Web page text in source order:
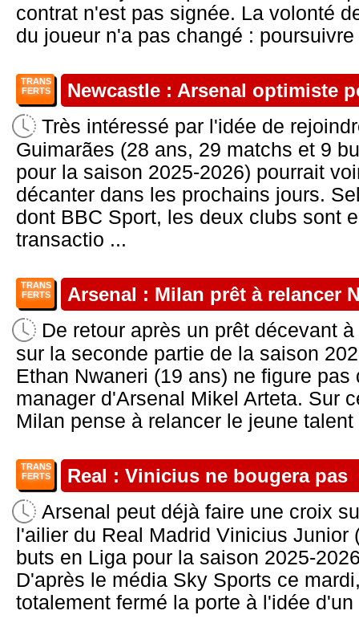
contrat n'est pas signée. La volonté
du joueur n'a pas changé :
TRANS
FERTS
Newcastle : Arsenal optimiste
Très intéressé par l'idée de
Guimarães (28 ans, 29 matchs et 9
pour la saison 2025-2026) pourrait
décanter dans les prochains jours.
dont BBC Sport, les deux clubs sont
transactio ...
TRANS
FERTS
Arsenal : Milan prêt à relancer
De retour après un prêt décevant
sur la seconde partie de la saison
Ethan Nwaneri (19 ans) ne figure
manager d'Arsenal Mikel Arteta. Sur
Milan pense à relancer le jeune
TRANS
FERTS
Real : Vinicius ne bougera pas
Arsenal peut déjà faire une croix
l'ailier du Real Madrid Vinicius Junior
buts en Liga pour la saison 2025-
D'après le média Sky Sports ce
totalement fermé la porte à l'idée